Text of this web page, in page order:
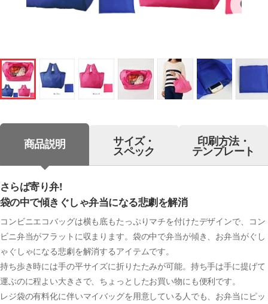
商品説明 サイズ・
スペック
印刷方法・
テンプレート
さらば寄り弁!
袋の中で傾きぐしゃ弁当になる悲劇を解消
コンビニエコバッグは横も底もたっぷりマチを付けたデザインで、コン
ビニ弁当がフラットに収まります。袋の中で弁当が傾き、お弁当がぐし
ゃぐしゃになる悲劇を解消するアイテムです。
持ち歩き時には手の平サイズに折りたたみが可能。持ち手は手に提げて
運ぶのに程よい大きさで、ちょっとしたお買い物にも便利です。
レジ袋の有料化に伴いマイバッグを用意している人でも、お弁当にピッ